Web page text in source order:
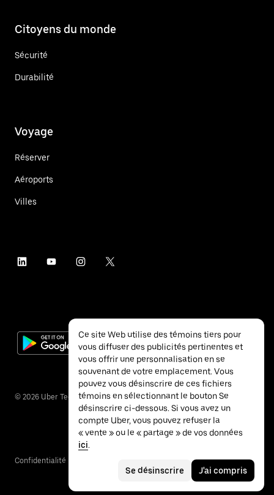
Citoyens du monde
Sécurité
Durabilité
Voyage
Réserver
Aéroports
Villes
© 2026 Uber Technologies inc.
Confidentialité
Ce site Web utilise des témoins tiers pour
vous diffuser des publicités pertinentes et
vous offrir une personnalisation en se
souvenant de votre emplacement. Vous
pouvez vous désinscrire de ces fichiers
témoins en sélectionnant le bouton Se
désinscrire ci-dessous. Si vous avez un
compte Uber, vous pouvez refuser la
« vente » ou le « partage » de vos données
ici.
Se désinscrire J'ai compris